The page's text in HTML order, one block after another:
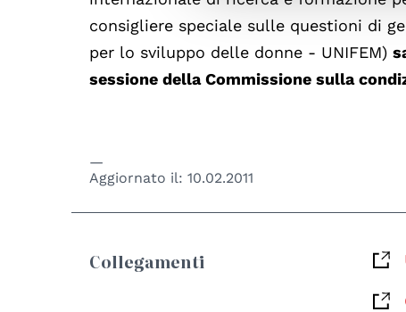
consigliere speciale sulle questioni di
per lo sviluppo delle donne - UNIFEM)
sessione della Commissione sulla
Aggiornato il:10.02.2011
Collegamenti